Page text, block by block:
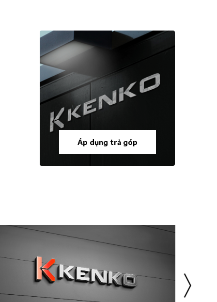
Áp dụng trả góp